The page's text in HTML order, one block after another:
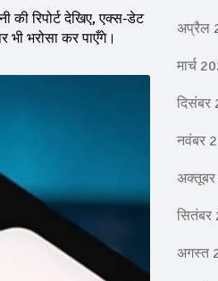
रिपोर्ट देखिए, एक्स‑डेट
भरोसा कर पाएँगे।
अप्रैल
मार्च
दिसंबर
नवंबर
सितंबर
अगस्त